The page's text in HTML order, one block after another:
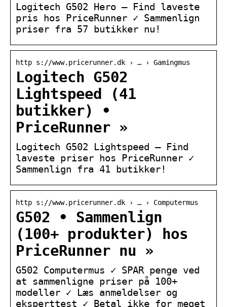
Logitech G502 Hero – Find laveste
pris hos PriceRunner ✓ Sammenlign
priser fra 57 butikker nu!
http s://www.pricerunner.dk › … › Gamingmus
Logitech G502
Lightspeed (41
butikker) •
PriceRunner »
Logitech G502 Lightspeed – Find
laveste priser hos PriceRunner ✓
Sammenlign fra 41 butikker!
http s://www.pricerunner.dk › … › Computermus
G502 • Sammenlign
(100+ produkter) hos
PriceRunner nu »
G502 Computermus ✓ SPAR penge ved
at sammenligne priser på 100+
modeller ✓ Læs anmeldelser og
eksperttest ✓ Betal ikke for meget